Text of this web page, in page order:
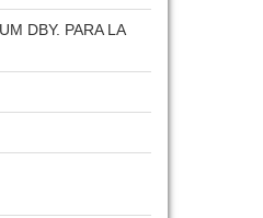
DBY. PARA LA